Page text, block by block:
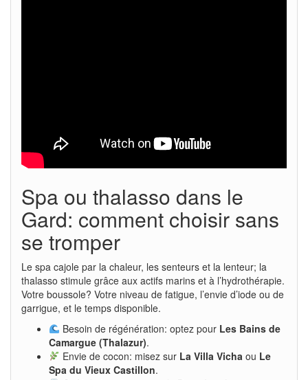
Spa ou thalasso dans le
Gard: comment choisir sans
se tromper
Le spa cajole par la chaleur, les senteurs et la lenteur; la
thalasso stimule grâce aux actifs marins et à l’hydrothérapie.
Votre boussole? Votre niveau de fatigue, l’envie d’iode ou de
garrigue, et le temps disponible.
Besoin de régénération: optez pour Les Bains de
Camargue (Thalazur).
Envie de cocon: misez sur La Villa Vicha ou Le
Spa du Vieux Castillon.